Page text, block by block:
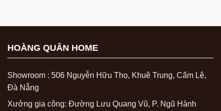
HOÀNG QUÂN HOME
Showroom : 506 Nguyễn Hữu Thọ, Khuê Trung, Cẩm Lệ,
Đà Nẵng
Xưởng gia công: Đường Lưu Quang Vũ, P. Ngũ Hành